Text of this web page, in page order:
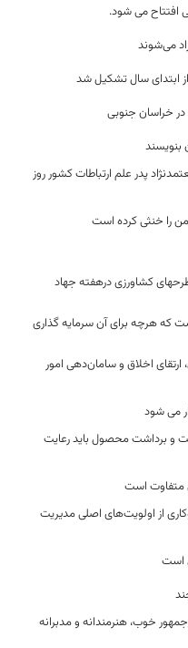
افتتاح می شود.
بنویسند
پدر علم ارتباطات کشور روز
را خنثی کرده است
طرحهای کشاورزی درهفته جهاد
که هرچه برای آن سرمایه گذاری
اخلاق و سامان‌دهی امور
می شود
و برداشت محصول باید رعایت
متفاوت است
از اولویت‌های اصلی مدیریت
است
خوب، هنرمندانه و مدبرانه